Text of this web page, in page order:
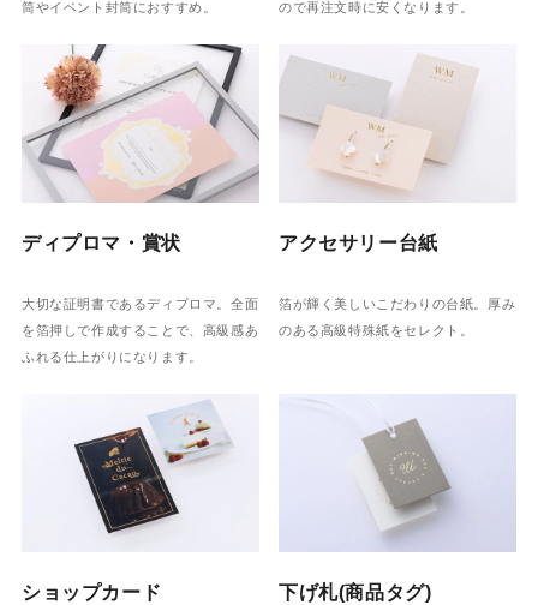
筒やイベント封筒におすすめ。
ので再注文時に安くなります。
ディプロマ・賞状
大切な証明書であるディプロマ。全面
を箔押しで作成することで、高級感あ
ふれる仕上がりになります。
アクセサリー台紙
箔が輝く美しいこだわりの台紙。厚み
のある高級特殊紙をセレクト。
ショップカード 下げ札(商品タグ)